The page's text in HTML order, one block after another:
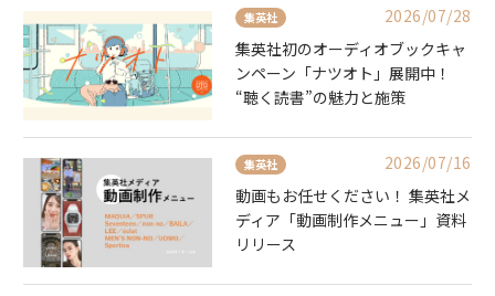
集英社
2026/07/28
集英社初のオーディオブックキャ
ンペーン「ナツオト」展開中！
“聴く読書”の魅力と施策
集英社
2026/07/16
動画もお任せください！ 集英社メ
ディア「動画制作メニュー」資料
リリース